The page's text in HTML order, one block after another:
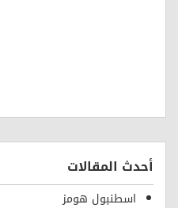
أحدث المقالات
اسطنبول هومز